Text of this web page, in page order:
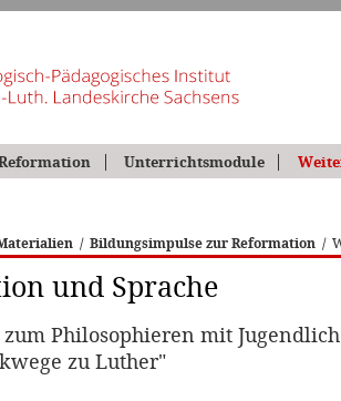
Unterrichtsmodule
/ Bildungsimpulse zur Reformation /
und Sprache
Philosophieren mit
zu Luther"